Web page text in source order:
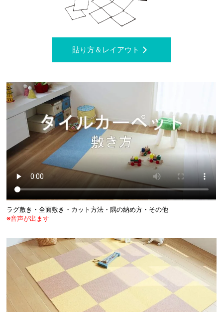
貼り方＆レイアウト
ラグ敷き・全面敷き・カット方法・隅の納め方・その他
※音声が出ます